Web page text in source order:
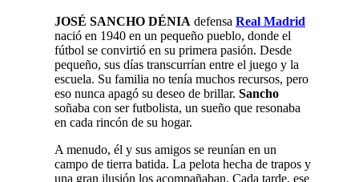
JOSÉ SANCHO DÉNIA defensa Real Madrid
nació en 1940 en un pequeño pueblo, donde el
fútbol se convirtió en su primera pasión. Desde
pequeño, sus días transcurrían entre el juego y la
escuela. Su familia no tenía muchos recursos, pero
eso nunca apagó su deseo de brillar. Sancho
soñaba con ser futbolista, un sueño que resonaba
en cada rincón de su hogar.
A menudo, él y sus amigos se reunían en un
campo de tierra batida. La pelota hecha de trapos y
una gran ilusión los acompañaban. Cada tarde, ese